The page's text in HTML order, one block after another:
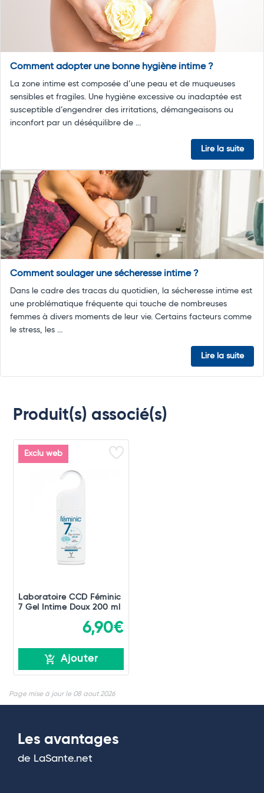
Comment adopter une bonne hygiène intime ?
La zone intime est composée d’une peau et de muqueuses
sensibles et fragiles. Une hygiène excessive ou inadaptée est
susceptible d’engendrer des irritations, démangeaisons ou
inconfort par un déséquilibre de ...
Lire la suite
Comment soulager une sécheresse intime ?
Dans le cadre des tracas du quotidien, la sécheresse intime est
une problématique fréquente qui touche de nombreuses
femmes à divers moments de leur vie. Certains facteurs comme
le stress, les ...
Lire la suite
Produit(s) associé(s)
Exclu web
Laboratoire CCD Féminic
7 Gel Intime Doux 200 ml
6,90€
Ajouter
Page mise à jour le 08 aout 2026
Les avantages
de LaSante.net